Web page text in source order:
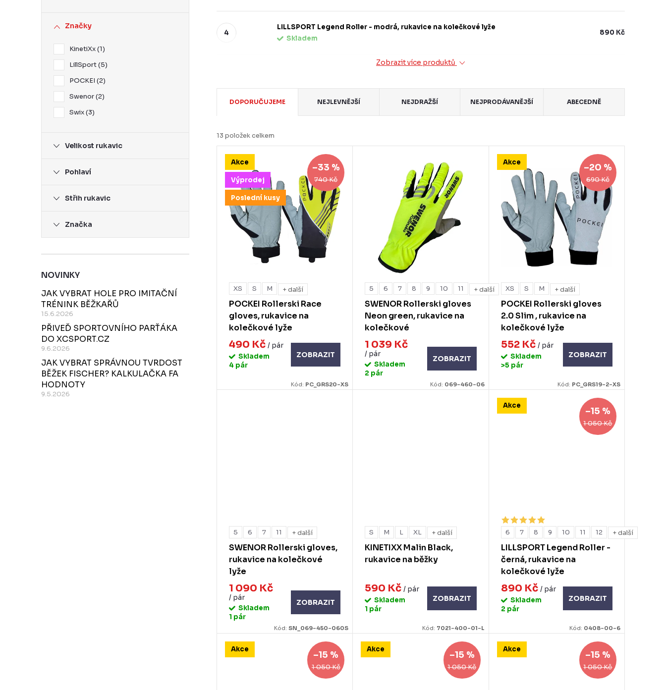
Značky
KinetiXx 1
LillSport 5
POCKEI 2
Swenor 2
Swix 3
Velikost rukavic
Pohlaví
Střih rukavic
Značka
NOVINKY
JAK VYBRAT HOLE PRO IMITAČNÍ
TRÉNINK BĚŽKAŘŮ
15.6.2026
PŘIVEĎ SPORTOVNÍHO PARŤÁKA
DO XCSPORT.CZ
9.6.2026
JAK VYBRAT SPRÁVNOU TVRDOST
BĚŽEK FISCHER? KALKULAČKA FA
HODNOTY
9.5.2026
LILLSPORT Legend Roller - modrá, rukavice na kolečkové lyže
Skladem
890 Kč
Zobrazit více produktů
a
z
e
p
DOPORUČUJEME NEJLEVNĚJŠÍ NEJDRAŽŠÍ NEJPRODÁVANĚJŠÍ ABECEDNĚ
13 položek celkem
V
p
Akce
Výprodej
Poslední kusy
740 Kč
–33 %
XS S M + další
POCKEI Rollerski Race
gloves, rukavice na
kolečkové lyže
490 Kč / pár
Skladem
4 pár
ZOBRAZIT
Kód: PC_GRS20-XS
5 6 7 8 9 10 11 + další
SWENOR Rollerski gloves
Neon green, rukavice na
kolečkové
1 039 Kč
/ pár
Skladem
2 pár
ZOBRAZIT
Kód: 069-460-06
Akce
690 Kč
–20 %
XS S M + další
POCKEI Rollerski gloves
2.0 Slim , rukavice na
kolečkové lyže
552 Kč / pár
Skladem
>5 pár
ZOBRAZIT
Kód: PC_GRS19-2-XS
5 6 7 11 + další
SWENOR Rollerski gloves,
rukavice na kolečkové
lyže
1 090 Kč
/ pár
Skladem
1 pár
ZOBRAZIT
Kód:SN_069-450-060S
S M L XL + další
KINETIXX Malin Black,
rukavice na běžky
590 Kč/ pár
Skladem
1 pár
ZOBRAZIT
Kód: 7021-400-01-L
Akce
1 050 Kč
–15 %
6 7 8 9 10 11 12 + další
LILLSPORT Legend Roller -
černá, rukavice na
kolečkové lyže
890 Kč / pár
Skladem
2 pár
ZOBRAZIT
Kód: 0408-00-6
Akce
1 050 Kč
–15 % Akce
1 050 Kč
–15 % Akce
1 050 Kč
–15 %